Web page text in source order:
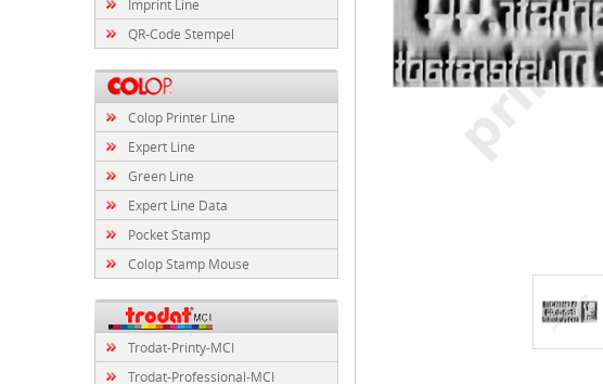
Imprint Line
QR-Code Stempel
Colop Printer Line
Expert Line
Green Line
Expert Line Data
Pocket Stamp
Colop Stamp Mouse
Trodat-Printy-MCI
Trodat-Professional-MCI